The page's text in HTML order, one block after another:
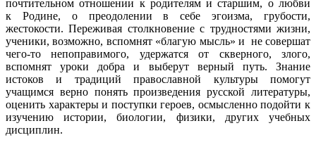
почтительном отношении к родителям и старшим, о любви
к Родине, о преодолении в себе эгоизма, грубости,
жестокости. Переживая столкновение с трудностями жизни,
ученики, возможно, вспомнят «благую мысль» и не совершат
чего-то непоправимого, удержатся от скверного, злого,
вспомнят уроки добра и выберут верный путь. Знание
истоков и традиций православной культуры помогут
учащимся верно понять произведения русской литературы,
оценить характеры и поступки героев, осмысленно подойти к
изучению истории, биологии, физики, других учебных
дисциплин.